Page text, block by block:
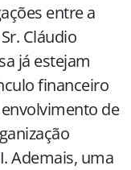
entre a
Cláudio
já estejam
financeiro
de
Ademais, uma